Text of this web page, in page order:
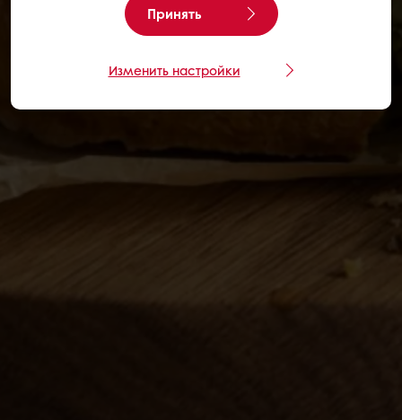
Принять
Изменить настройки